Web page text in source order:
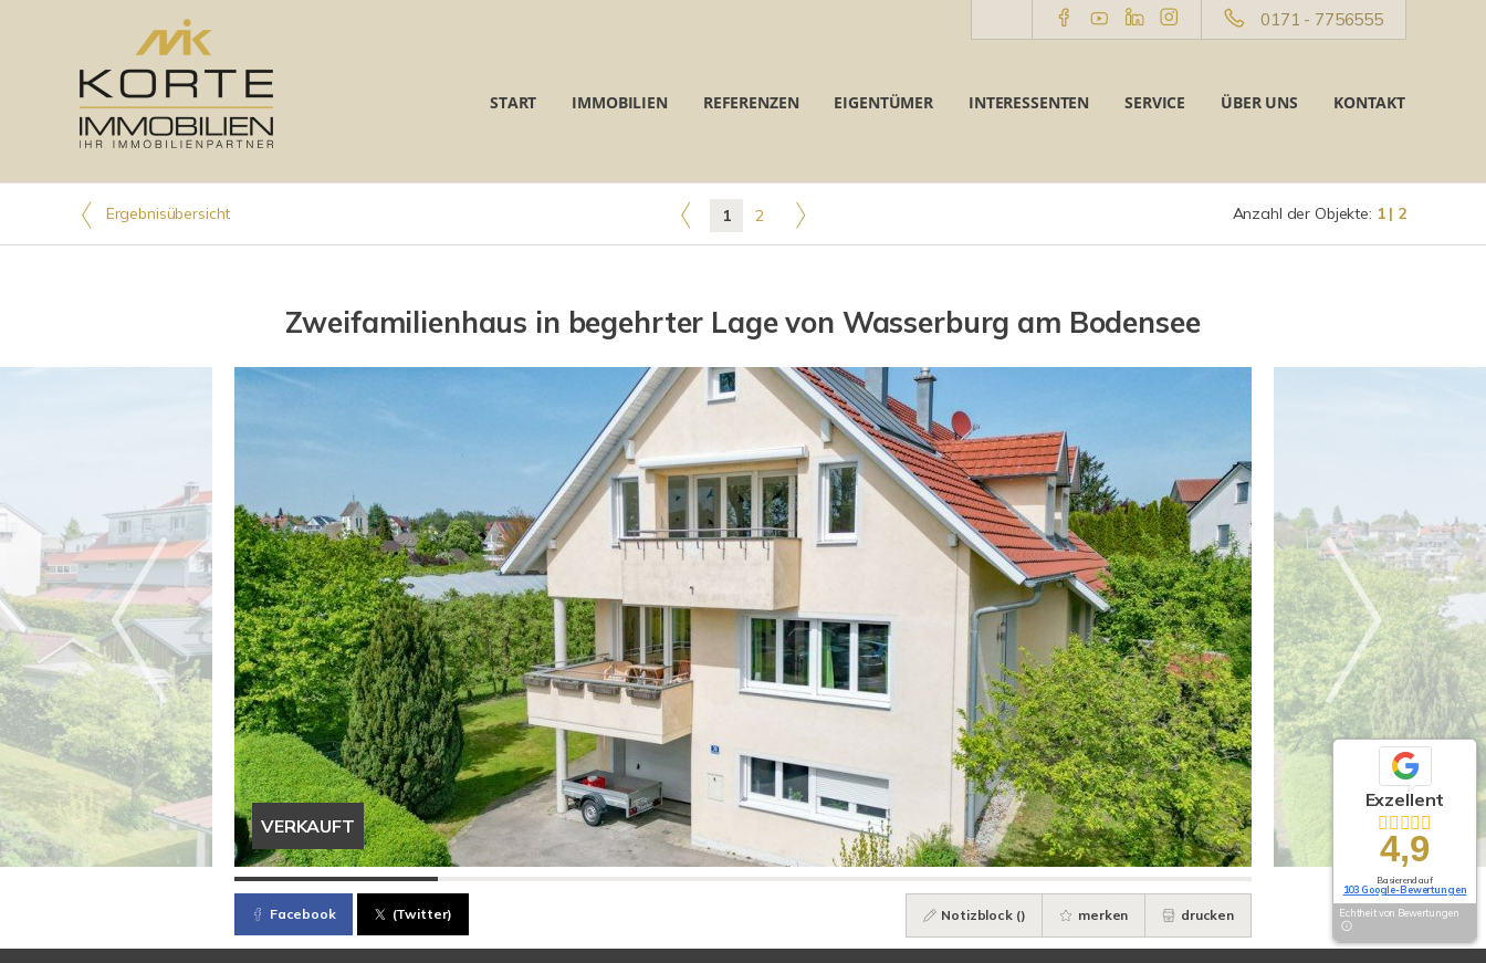
0171 - 7756555
START IMMOBILIEN REFERENZEN EIGENTÜMER INTERESSENTEN SERVICE ÜBER UNS KONTAKT
Ergebnisübersicht 1 2 Anzahl der Objekte: 1 | 2
Zweifamilienhaus in begehrter Lage von Wasserburg am Bodensee
VERKAUFT
Facebook (Twitter) Notizblock () merken drucken
Exzellent
4,9
Basierend auf
103 Google-Bewertungen
Echtheit von Bewertungen